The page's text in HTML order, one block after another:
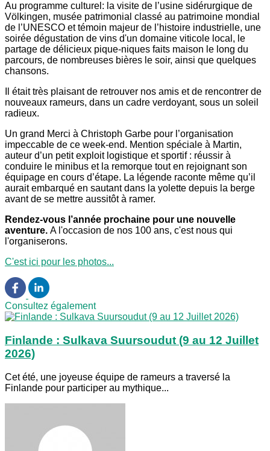
Au programme culturel: la visite de l’usine sidérurgique de
Völkingen, musée patrimonial classé au patrimoine mondial
de l’UNESCO et témoin majeur de l’histoire industrielle, une
soirée dégustation de vins d'un domaine viticole local, le
partage de délicieux pique-niques faits maison le long du
parcours, de nombreuses bières le soir, ainsi que quelques
chansons.
Il était très plaisant de retrouver nos amis et de rencontrer de
nouveaux rameurs, dans un cadre verdoyant, sous un soleil
radieux.
Un grand Merci à Christoph Garbe pour l’organisation
impeccable de ce week-end. Mention spéciale à Martin,
auteur d’un petit exploit logistique et sportif : réussir à
conduire le minibus et la remorque tout en rejoignant son
équipage en cours d’étape. La légende raconte même qu’il
aurait embarqué en sautant dans la yolette depuis la berge
avant de se mettre aussitôt à ramer.
Rendez-vous l’année prochaine pour une nouvelle
aventure. A l'occasion de nos 100 ans, c'est nous qui
l'organiserons.
C'est ici pour les photos...
Consultez également
Finlande : Sulkava Suursoudut (9 au 12 Juillet
2026)
Cet été, une joyeuse équipe de rameurs a traversé la
Finlande pour participer au mythique...